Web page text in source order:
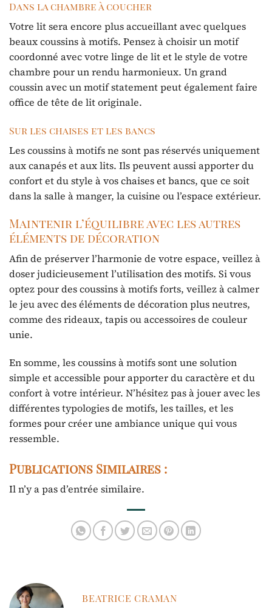
Dans la chambre à coucher
Votre lit sera encore plus accueillant avec quelques
beaux coussins à motifs. Pensez à choisir un motif
coordonné avec votre linge de lit et le style de votre
chambre pour un rendu harmonieux. Un grand
coussin avec un motif statement peut également faire
office de tête de lit originale.
Sur les chaises et les bancs
Les coussins à motifs ne sont pas réservés uniquement
aux canapés et aux lits. Ils peuvent aussi apporter du
confort et du style à vos chaises et bancs, que ce soit
dans la salle à manger, la cuisine ou l’espace extérieur.
Maintenir l’équilibre avec les autres
éléments de décoration
Afin de préserver l’harmonie de votre espace, veillez à
doser judicieusement l’utilisation des motifs. Si vous
optez pour des coussins à motifs forts, veillez à calmer
le jeu avec des éléments de décoration plus neutres,
comme des rideaux, tapis ou accessoires de couleur
unie.
En somme, les coussins à motifs sont une solution
simple et accessible pour apporter du caractère et du
confort à votre intérieur. N’hésitez pas à jouer avec les
différentes typologies de motifs, les tailles, et les
formes pour créer une ambiance unique qui vous
ressemble.
Publications Similaires :
Il n’y a pas d’entrée similaire.
BEATRICE CRAMAN